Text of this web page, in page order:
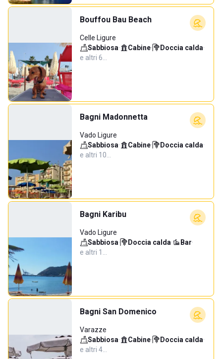
Bouffou Bau Beach
Celle Ligure
Sabbiosa· Cabine· Doccia calda·
e altri 6…
Bagni Madonnetta
Vado Ligure
Sabbiosa· Cabine· Doccia calda·
e altri 10…
Bagni Karibu
Vado Ligure
Sabbiosa· Doccia calda· Bar·
e altri 1…
Bagni San Domenico
Varazze
Sabbiosa· Cabine· Doccia calda·
e altri 4…